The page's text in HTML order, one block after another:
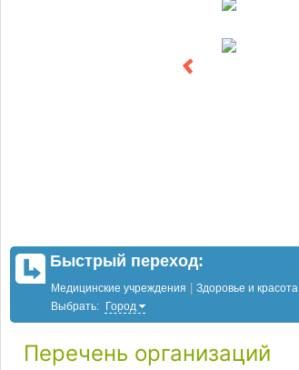
Быстрый переход:
Медицинские учреждения Здоровье и красота
Выбрать:
Город
Перечень организаций